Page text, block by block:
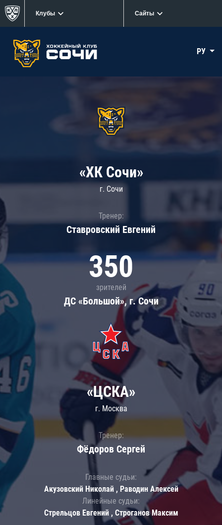
Клубы Сайты
РУ
«ХК Сочи»
г. Сочи
Тренер:
Ставровский Евгений
350
зрителей
ДС «Большой», г. Сочи
«ЦСКА»
г. Москва
Тренер:
Фёдоров Сергей
Главные судьи:
Акузовский Николай , Раводин Алексей
Линейные судьи:
Стрельцов Евгений , Строганов Максим